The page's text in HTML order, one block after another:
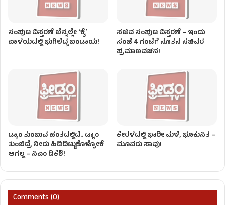
ಸಂಪುಟ ವಿಸ್ತರಣೆ ಬೆನ್ನಲ್ಲೇ ʻಕೈʼ
ಪಾಳಯದಲ್ಲಿ ಭುಗಿಲೆದ್ದ ಬಂಡಾಯ!
ಸಚಿವ ಸಂಪುಟ ವಿಸ್ತರಣೆ – ಇಂದು
ಸಂಜೆ 4 ಗಂಟೆಗೆ ನೂತನ ಸಚಿವರ
ಪ್ರಮಾಣವಚನ!
ಡ್ಯಾಂ ತುಂಬುವ ಹಂತದಲ್ಲಿದೆ.. ಡ್ಯಾಂ
ತುಂಬಿದ್ರೆ ನೀರು ಹಿಡಿದಿಟ್ಟುಕೊಳ್ಳೋಕೆ
ಆಗಲ್ಲ – ಸಿಎಂ ಡಿಕೆಶಿ!
ಕೇರಳದಲ್ಲಿ ಭಾರೀ ಮಳೆ, ಭೂಕುಸಿತ –
ಮೂವರು ಸಾವು!
Comments (0)